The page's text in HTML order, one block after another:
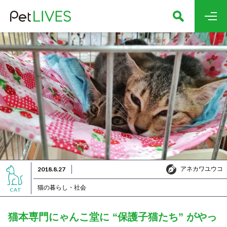
CAT
2018.8.27 アネカワユウコ
アネカワユウコ
猫の暮らし・社会
猫本専門にゃんこ堂に “保護子猫たち” がやっ